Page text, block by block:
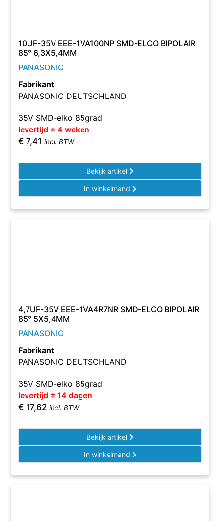
10UF-35V EEE-1VA100NP SMD-ELCO BIPOLAIR
85° 6,3X5,4MM
PANASONIC
Fabrikant
PANASONIC DEUTSCHLAND
35V SMD-elko 85grad
levertijd ± 4 weken
€ 7,41 incl. BTW
Bekijk artikel
In winkelmand
4,7UF-35V EEE-1VA4R7NR SMD-ELCO BIPOLAIR
85° 5X5,4MM
PANASONIC
Fabrikant
PANASONIC DEUTSCHLAND
35V SMD-elko 85grad
levertijd ± 14 dagen
€ 17,62 incl. BTW
Bekijk artikel
In winkelmand